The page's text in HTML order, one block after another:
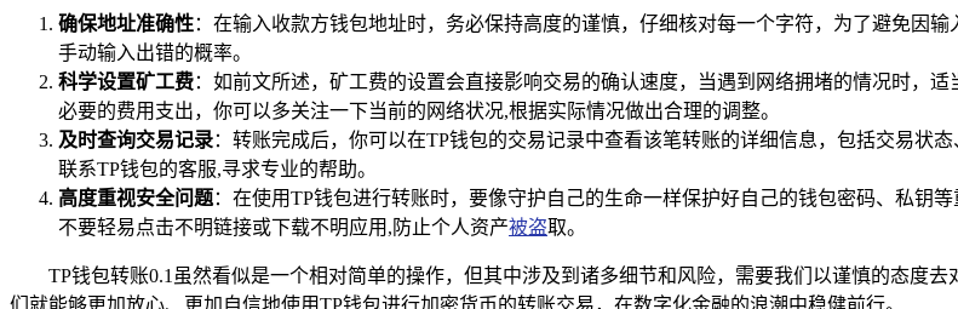
确保地址准确性：在输入收款方钱包地址时，务必保持高度的谨慎，仔细核对每一个字符，为了避免因
手动输入出错的概率。
科学设置矿工费：如前文所述，矿工费的设置会直接影响交易的确认速度，当遇到网络拥堵的情况时，
必要的费用支出，你可以多关注一下当前的网络状况,根据实际情况做出合理的调整。
及时查询交易记录：转账完成后，你可以在TP钱包的交易记录中查看该笔转账的详细信息，包括交易状
联系TP钱包的客服,寻求专业的帮助。
高度重视安全问题：在使用TP钱包进行转账时，要像守护自己的生命一样保护好自己的钱包密码、私钥
不要轻易点击不明链接或下载不明应用,防止个人资产被盗取。
TP钱包转账0.1虽然看似是一个相对简单的操作，但其中涉及到诸多细节和风险，需要我们以谨慎的态度